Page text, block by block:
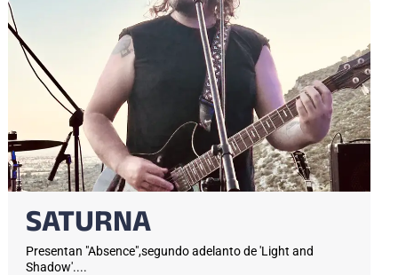
SATURNA
Presentan "Absence",segundo adelanto de 'Light and
Shadow'....